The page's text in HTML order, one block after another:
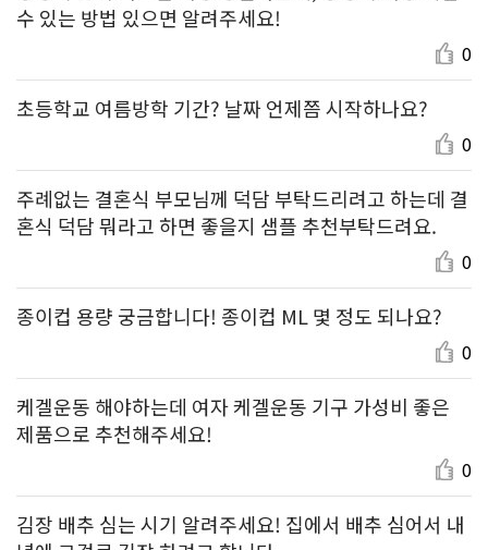
수 있는 방법 있으면 알려주세요!
0
초등학교 여름방학 기간? 날짜 언제쯤 시작하나요?
0
주례없는 결혼식 부모님께 덕담 부탁드리려고 하는데 결
혼식 덕담 뭐라고 하면 좋을지 샘플 추천부탁드려요.
0
종이컵 용량 궁금합니다! 종이컵 ML 몇 정도 되나요?
0
케겔운동 해야하는데 여자 케겔운동 기구 가성비 좋은
제품으로 추천해주세요!
0
김장 배추 심는 시기 알려주세요! 집에서 배추 심어서 내